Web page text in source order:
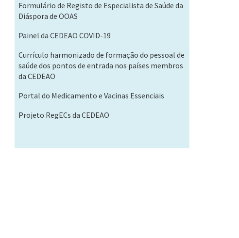
Formulário de Registo de Especialista de Saúde da
Diáspora de OOAS
Painel da CEDEAO COVID-19
Currículo harmonizado de formação do pessoal de
saúde dos pontos de entrada nos países membros
da CEDEAO
Portal do Medicamento e Vacinas Essenciais
Projeto RegECs da CEDEAO